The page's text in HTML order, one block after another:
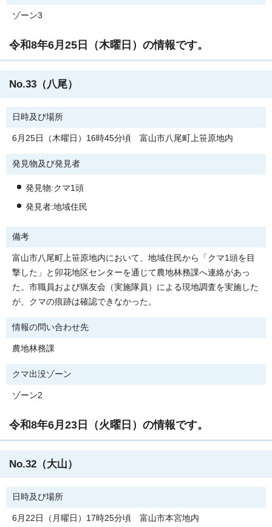
ゾーン3
令和8年6月25日（木曜日）の情報です。
No.33（八尾）
日時及び場所
6月25日（木曜日）16時45分頃 富山市八尾町上笹原地内
発見物及び発見者
発見物:クマ1頭
発見者:地域住民
備考
富山市八尾町上笹原地内において、地域住民から「クマ1頭を目
撃した」と卯花地区センターを通じて農地林務課へ連絡があっ
た。市職員および猟友会（実施隊員）による現地調査を実施した
が、クマの痕跡は確認できなかった。
情報の問い合わせ先
農地林務課
クマ出没ゾーン
ゾーン2
令和8年6月23日（火曜日）の情報です。
No.32（大山）
日時及び場所
6月22日（月曜日）17時25分頃 富山市本宮地内